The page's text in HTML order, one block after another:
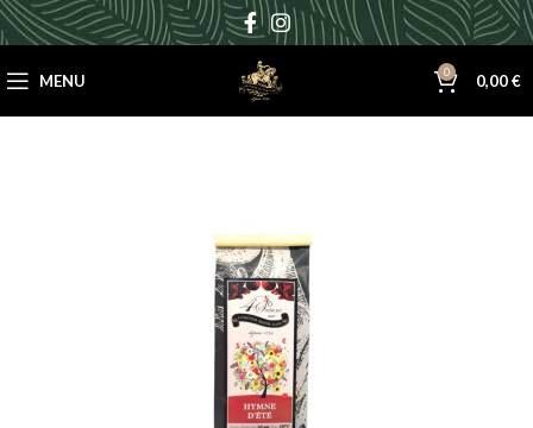
MENU 0 0,00€